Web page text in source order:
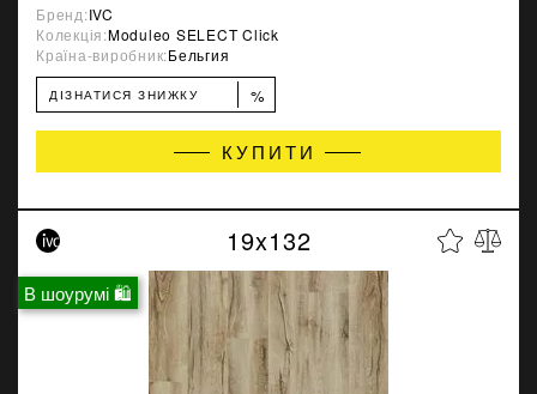
Бренд:IVC
Колекція:Moduleo SELECT Click
Країна-виробник:Бельгия
ДІЗНАТИСЯ ЗНИЖКУ %
КУПИТИ
В шоурумі 🛍
19x132